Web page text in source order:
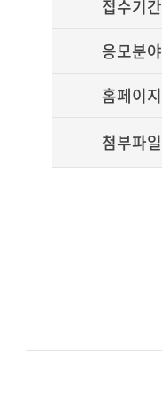
접수기간
응모분야
홈페이지
첨부파일